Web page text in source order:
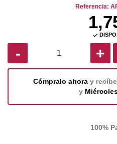
Referencia:

- +
Cómpralo ahora y
y
100%